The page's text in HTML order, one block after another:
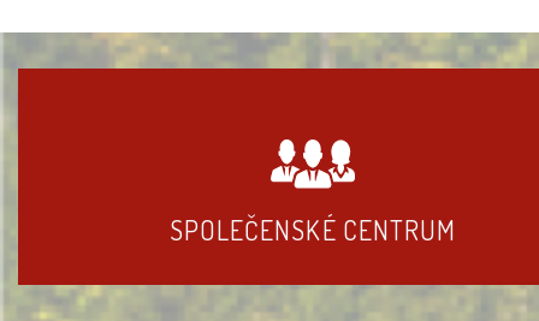
SPOLEČENSKÉ CENTRUM